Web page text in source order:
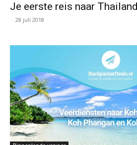
Je eerste reis naar Thailand
- 28 juli 2018